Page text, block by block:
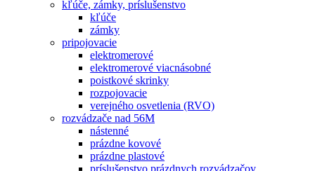
kľúče, zámky, príslušenstvo
kľúče
zámky
pripojovacie
elektromerové
elektromerové viacnásobné
poistkové skrinky
rozpojovacie
verejného osvetlenia (RVO)
rozvádzače nad 56M
nástenné
prázdne kovové
prázdne plastové
príslušenstvo prázdnych rozvádzačov